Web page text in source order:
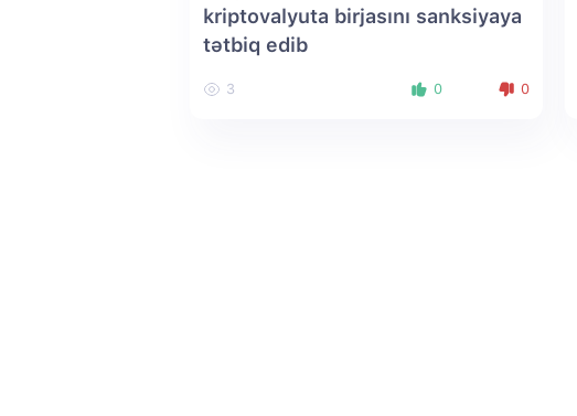
kriptovalyuta birjasını sanksiyaya
tətbiq edib
3 0 0